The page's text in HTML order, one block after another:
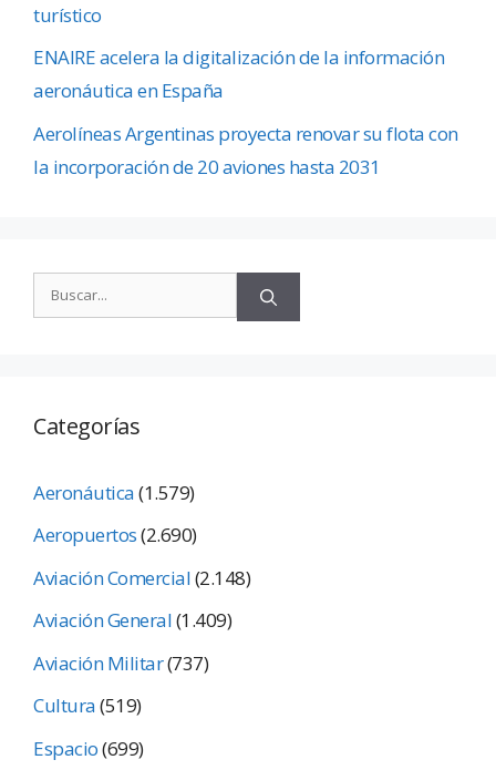
turístico
ENAIRE acelera la digitalización de la información
aeronáutica en España
Aerolíneas Argentinas proyecta renovar su flota con
la incorporación de 20 aviones hasta 2031
Categorías
Aeronáutica(1.579)
Aeropuertos(2.690)
Aviación Comercial(2.148)
Aviación General(1.409)
Aviación Militar(737)
Cultura(519)
Espacio(699)